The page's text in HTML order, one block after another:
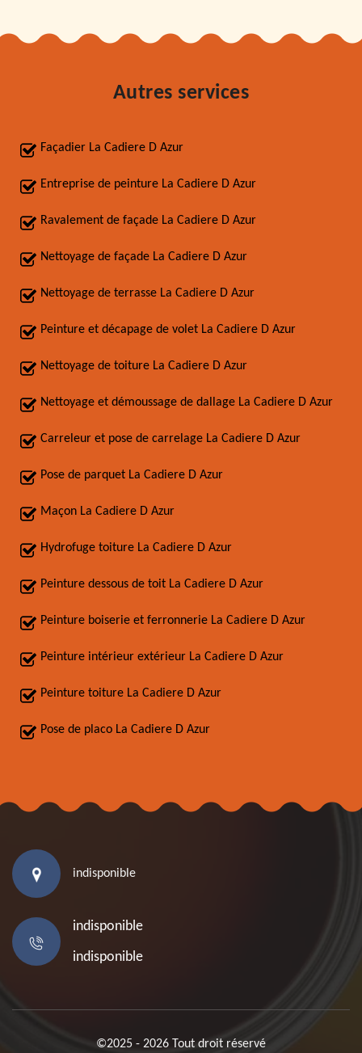
Autres services
Façadier La Cadiere D Azur
Entreprise de peinture La Cadiere D Azur
Ravalement de façade La Cadiere D Azur
Nettoyage de façade La Cadiere D Azur
Nettoyage de terrasse La Cadiere D Azur
Peinture et décapage de volet La Cadiere D Azur
Nettoyage de toiture La Cadiere D Azur
Nettoyage et démoussage de dallage La Cadiere D Azur
Carreleur et pose de carrelage La Cadiere D Azur
Pose de parquet La Cadiere D Azur
Maçon La Cadiere D Azur
Hydrofuge toiture La Cadiere D Azur
Peinture dessous de toit La Cadiere D Azur
Peinture boiserie et ferronnerie La Cadiere D Azur
Peinture intérieur extérieur La Cadiere D Azur
Peinture toiture La Cadiere D Azur
Pose de placo La Cadiere D Azur
indisponible
indisponible
indisponible
©2025 - 2026 Tout droit réservé